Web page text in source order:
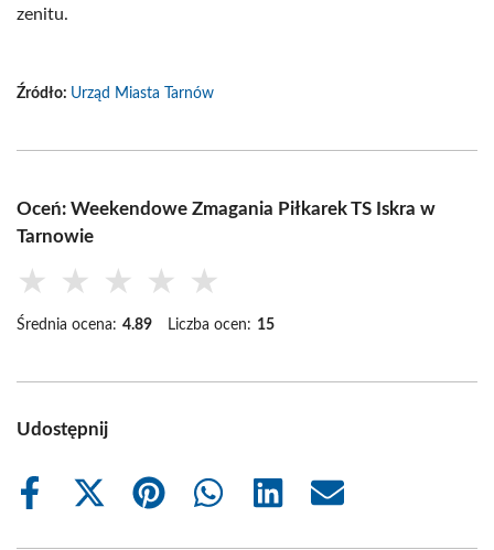
zenitu.
Źródło: Urząd Miasta Tarnów
Oceń: Weekendowe Zmagania Piłkarek TS Iskra w
Tarnowie
★ ★ ★ ★ ★
Średnia ocena: 4.89 Liczba ocen: 15
Udostępnij
Share
Share
Share
Share
Share
Share